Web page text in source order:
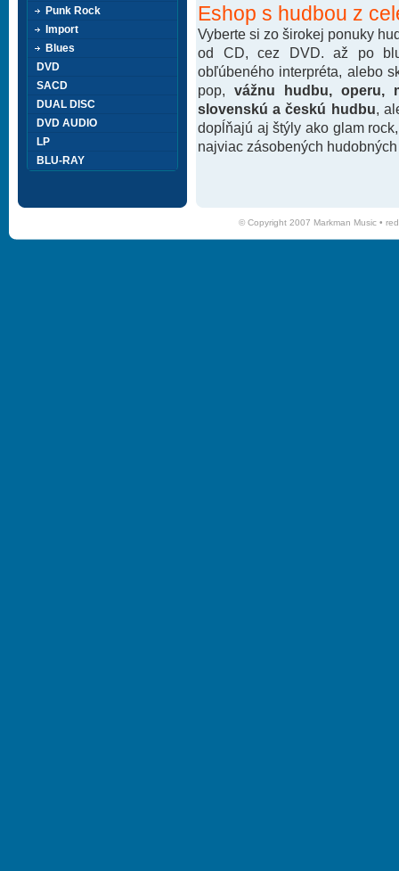
Eshop s hudbou z
Vyberte si zo širokej ponuky
od CD, cez DVD. až po
obľúbeného interpréta, alebo
pop, vážnu hudbu, operu,
slovenskú a českú hudbu ,
dopĺňajú aj štýly ako glam
najviac zásobených
Punk Rock
Import
Blues
DVD
SACD
DUAL DISC
DVD AUDIO
LP
BLU-RAY
© Copyright 2007 Markman Music •